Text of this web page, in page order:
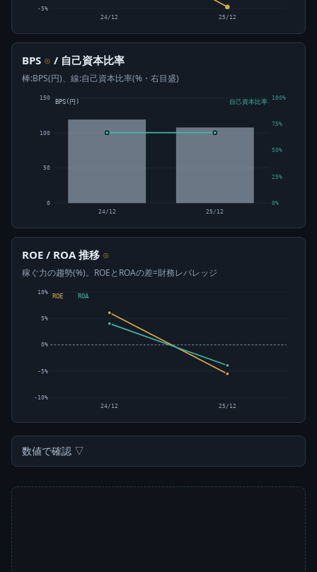
-5%
24/12 25/12
BPS ⊙ / 自己資本比率
棒:BPS(円)、線:自己資本比率(%・右目盛)
0
50
100
150
0%
25%
50%
75%
100%
24/12 25/12
BPS(円) 自己資本比率
ROE / ROA 推移 ⊙
稼ぐ力の趨勢(%)。ROEとROAの差=財務レバレッジ
-10%
-5%
0%
5%
10%
ROE ROA
24/12 25/12
数値で確認 ▽